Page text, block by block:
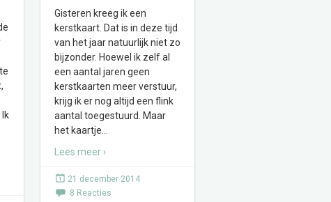
Gisteren kreeg ik een
kerstkaart. Dat is in deze tijd
van het jaar natuurlijk niet zo
bijzonder. Hoewel ik zelf al
een aantal jaren geen
kerstkaarten meer verstuur,
krijg ik er nog altijd een flink
aantal toegestuurd. Maar
het kaartje
Lees meer ›
21 december 2014
8 Reacties